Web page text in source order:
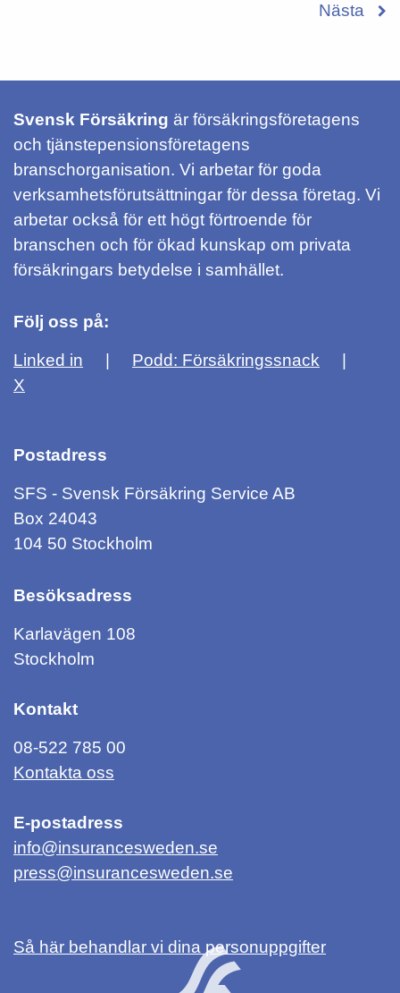
Nästa
Svensk Försäkring är försäkringsföretagens
och tjänstepensionsföretagens
branschorganisation. Vi arbetar för goda
verksamhetsförutsättningar för dessa företag. Vi
arbetar också för ett högt förtroende för
branschen och för ökad kunskap om privata
försäkringars betydelse i samhället.
Följ oss på:
Linked in
Podd: Försäkringssnack
X
Postadress
SFS - Svensk Försäkring Service AB
Box 24043
104 50 Stockholm
Besöksadress
Karlavägen 108
Stockholm
Kontakt
08-522 785 00
Kontakta oss
E-postadress
info@insurancesweden.se
press@insurancesweden.se
Så här behandlar vi dina personuppgifter